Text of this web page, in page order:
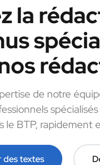
la
de notre
le BTP, rapidement
des textes